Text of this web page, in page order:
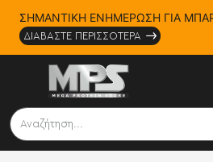
ΣΗΜΑΝΤΙΚΗ ΕΝΗΜΕΡΩΣΗ ΓΙΑ
ΔΙΑΒΑΣΤΕ ΠΕΡΙΣΣΟΤΕΡΑ
Αναζήτηση...